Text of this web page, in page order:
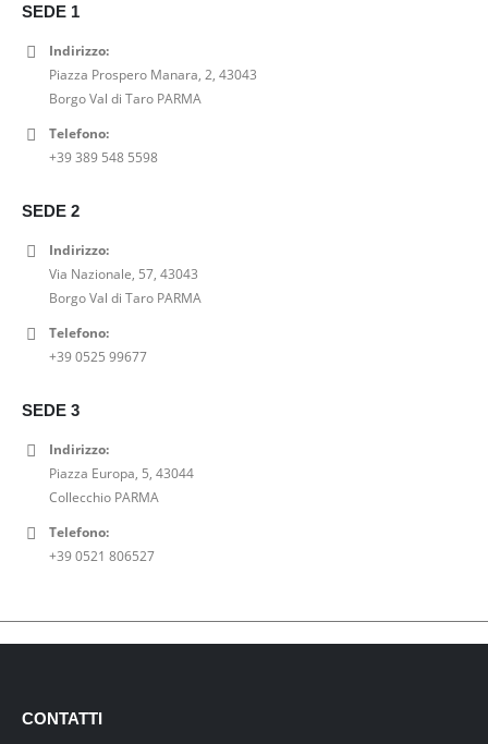
SEDE 1
Indirizzo:
Piazza Prospero Manara, 2, 43043
Borgo Val di Taro PARMA
Telefono:
+39 389 548 5598
SEDE 2
Indirizzo:
Via Nazionale, 57, 43043
Borgo Val di Taro PARMA
Telefono:
+39 0525 99677
SEDE 3
Indirizzo:
Piazza Europa, 5, 43044
Collecchio PARMA
Telefono:
+39 0521 806527
CONTATTI